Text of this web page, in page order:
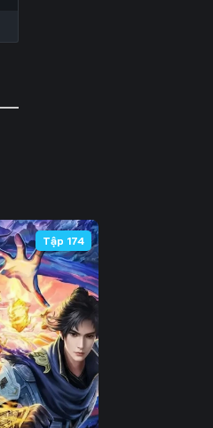
Tập 105
Tập 112
Tập 119
Tập 126
Tập 133
Tập 140
Tập 174